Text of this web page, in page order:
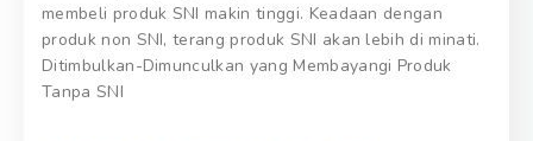
membeli produk SNI makin tinggi. Keadaan dengan
produk non SNI, terang produk SNI akan lebih di minati.
Ditimbulkan-Dimunculkan yang Membayangi Produk
Tanpa SNI